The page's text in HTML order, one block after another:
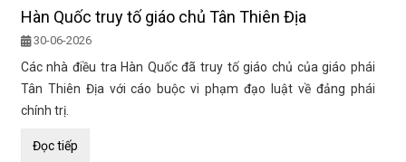
Hàn Quốc truy tố giáo chủ Tân Thiên Địa
30-06-2026
Các nhà điều tra Hàn Quốc đã truy tố giáo chủ của giáo phái
Tân Thiên Địa với cáo buộc vi phạm đạo luật về đảng phái
chính trị.
Đọc tiếp